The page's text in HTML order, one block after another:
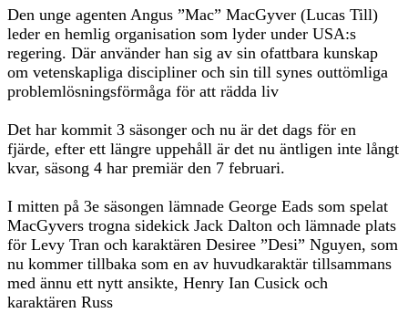
Den unge agenten Angus ”Mac” MacGyver (Lucas Till)
leder en hemlig organisation som lyder under USA:s
regering. Där använder han sig av sin ofattbara kunskap
om vetenskapliga discipliner och sin till synes outtömliga
problemlösningsförmåga för att rädda liv
Det har kommit 3 säsonger och nu är det dags för en
fjärde, efter ett längre uppehåll är det nu äntligen inte långt
kvar, säsong 4 har premiär den 7 februari.
I mitten på 3e säsongen lämnade George Eads som spelat
MacGyvers trogna sidekick Jack Dalton och lämnade plats
för Levy Tran och karaktären Desiree ”Desi” Nguyen, som
nu kommer tillbaka som en av huvudkaraktär tillsammans
med ännu ett nytt ansikte, Henry Ian Cusick och
karaktären Russ